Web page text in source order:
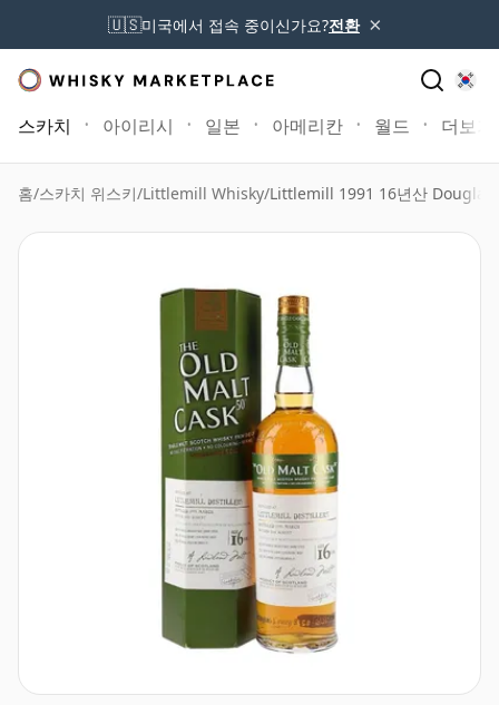
🇺🇸미국에서 접속 중이신가요?전환 ×
스카치 아이리시 일본 아메리칸 월드 더보기
홈/스카치 위스키/Littlemill Whisky/Littlemill 1991 16년산